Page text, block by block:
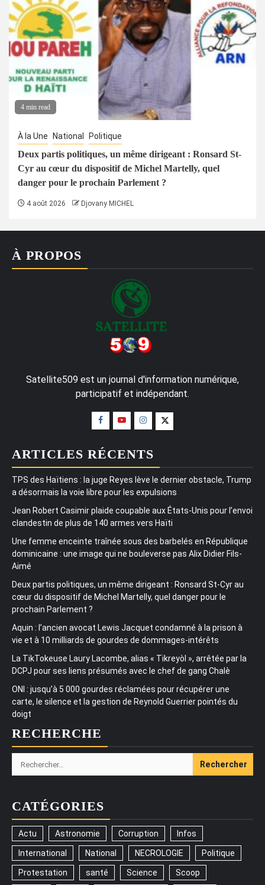
4 min read
À la Une National Politique
Deux partis politiques, un même dirigeant : Ronsard St-
Cyr au cœur du dispositif de Michel Martelly, quel
danger pour le prochain Parlement ?
4 août 2026 Djovany MICHEL
À PROPOS
Satellite509 est un journal d'information numérique,
participatif et indépendant.
ARTICLES RÉCENTS
TPS des Haïtiens : la juge Reyes lève le dernier obstacle, Trump
a désormais la voie libre pour les expulsions
Jean Robert Casimir plaide coupable aux États-Unis pour l’envoi
clandestin de plus de 140 armes vers Haïti
Une femme enceinte traînée sous des barbelés en République
dominicaine : une image qui ne bouleverse pas Alix Didier Fils-
Aimé
Deux partis politiques, un même dirigeant : Ronsard St-Cyr au
cœur du dispositif de Michel Martelly, quel danger pour le
prochain Parlement ?
Aquin : l’ancien avocat Lewis Jacquet condamné à la prison à
vie et à 10 milliards de gourdes de dommages-intérêts
La TikTokeuse Laury Lacombe, alias « Tikreyòl », arrêtée par la
DCPJ pour ses liens présumés avec le chef de gang Chalè
ONI : jusqu’à 5 000 gourdes réclamées pour récupérer une
carte, le silence et la gestion de Reynold Guerrier pointés du
doigt
RECHERCHE
Rechercher :
CATÉGORIES
Actu Astronomie Corruption Infos
International National NECROLOGIE Politique
Protestation santé Science Scoop